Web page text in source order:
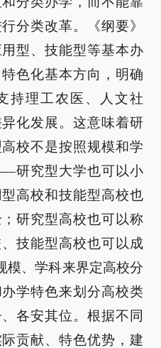
分类改革。《纲要》
型、技能型等基本办
色化基本方向，明确
持理工农医、人文社
化发展。这意味着研
校不是按照规模和学
研究型大学也可以小
高校和技能型高校也
研究型高校也可以称
技能型高校也可以成
模、学科来界定高校分
学特色来划分高校类
各安其位。根据不同
贡献、特色优势，建